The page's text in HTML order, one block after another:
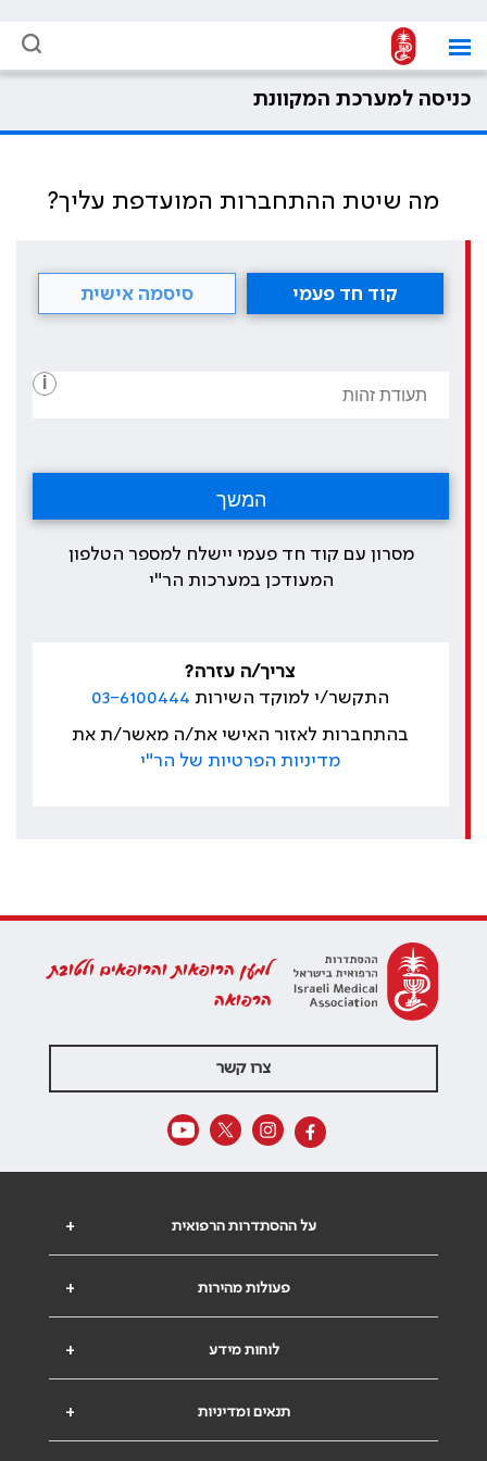
כניסה למערכת המקוונת
מה שיטת ההתחברות המועדפת עליך?
קוד חד פעמי סיסמה אישית
i
מסרון עם קוד חד פעמי יישלח למספר הטלפון
המעודכן במערכות הר"י
צריך/ה עזרה?
התקשר/י למוקד השירות 03-6100444
בהתחברות לאזור האישי את/ה מאשר/ת את
מדיניות הפרטיות של הר"י
למען הרופאות והרופאים ולטובת
הרפואה
צרו קשר
+ על ההסתדרות הרפואית
+ פעולות מהירות
+ לוחות מידע
+ תנאים ומדיניות